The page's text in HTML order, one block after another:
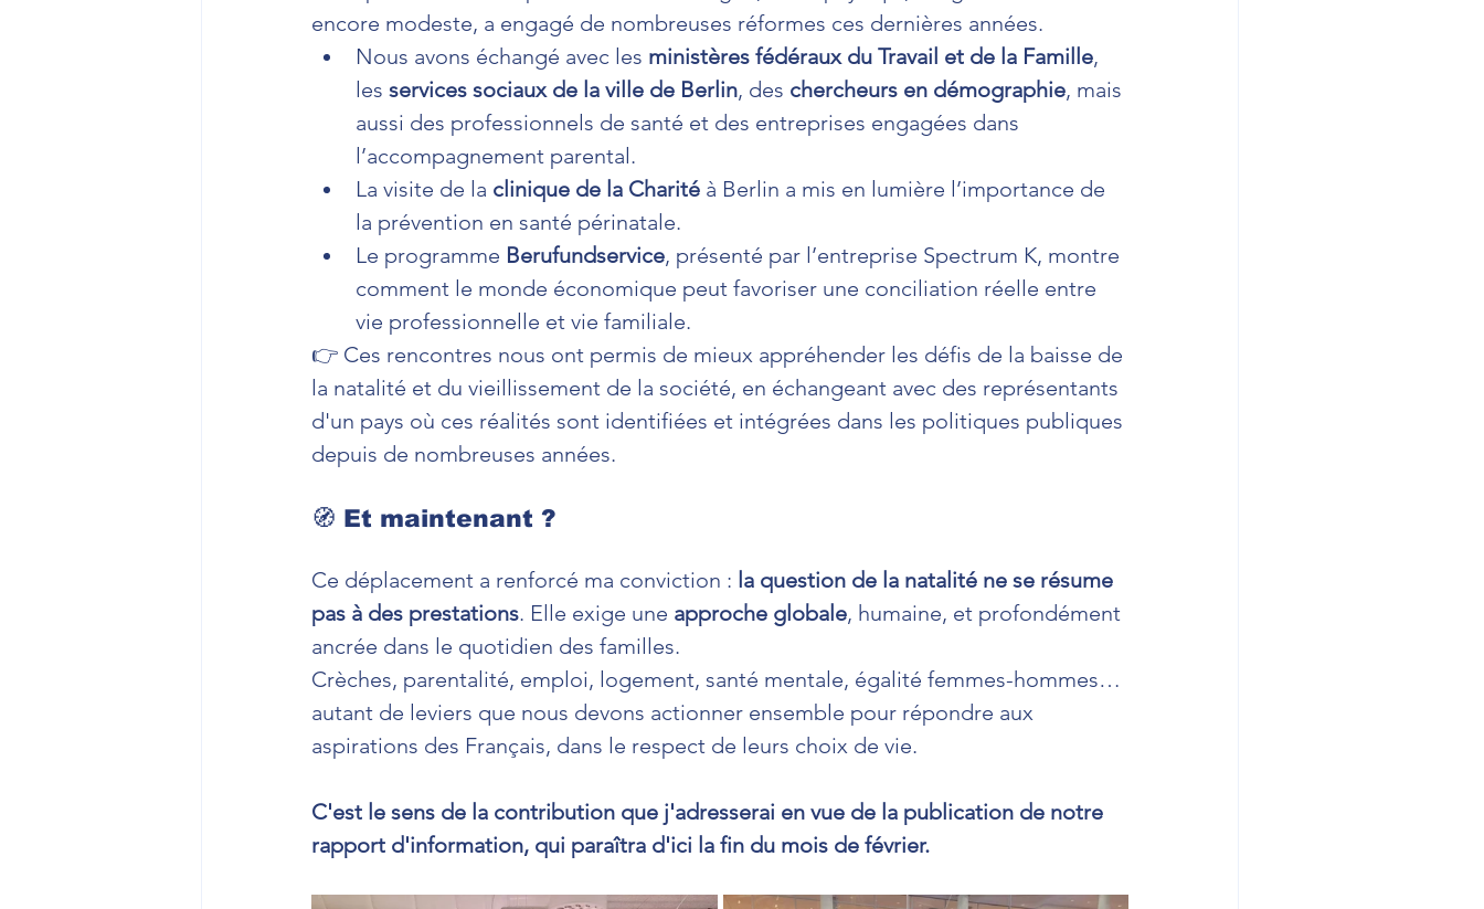
encore modeste, a engagé de nombreuses réformes ces dernières années.
Nous avons échangé avec les ministères fédéraux du Travail et de la Famille,
les services sociaux de la ville de Berlin, des chercheurs en démographie, mais
aussi des professionnels de santé et des entreprises engagées dans
l’accompagnement parental.
La visite de la clinique de la Charité à Berlin a mis en lumière l’importance de
la prévention en santé périnatale.
Le programme Berufundservice, présenté par l’entreprise Spectrum K, montre
comment le monde économique peut favoriser une conciliation réelle entre
vie professionnelle et vie familiale.
👉 Ces rencontres nous ont permis de mieux appréhender les défis de la baisse de
la natalité et du vieillissement de la société, en échangeant avec des représentants
d'un pays où ces réalités sont identifiées et intégrées dans les politiques publiques
depuis de nombreuses années.
🧭 Et maintenant ?
Ce déplacement a renforcé ma conviction : la question de la natalité ne se résume
pas à des prestations. Elle exige une approche globale, humaine, et profondément
ancrée dans le quotidien des familles.
Crèches, parentalité, emploi, logement, santé mentale, égalité femmes-hommes…
autant de leviers que nous devons actionner ensemble pour répondre aux
aspirations des Français, dans le respect de leurs choix de vie.
C'est le sens de la contribution que j'adresserai en vue de la publication de notre
rapport d'information, qui paraîtra d'ici la fin du mois de février.